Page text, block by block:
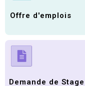
Offre d'emplois
Demande de Stage